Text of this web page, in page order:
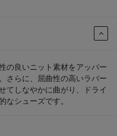
の良いニット素材をアッパー
さらに、屈曲性の高いラバー
てしなやかに曲がり、ドライ
シューズです。